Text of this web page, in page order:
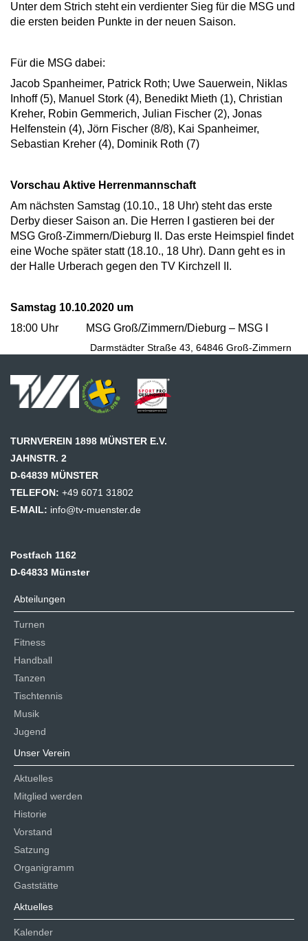
Unter dem Strich steht ein verdienter Sieg für die MSG und
die ersten beiden Punkte in der neuen Saison.
Für die MSG dabei:
Jacob Spanheimer, Patrick Roth; Uwe Sauerwein, Niklas
Inhoff (5), Manuel Stork (4), Benedikt Mieth (1), Christian
Kreher, Robin Gemmerich, Julian Fischer (2), Jonas
Helfenstein (4), Jörn Fischer (8/8), Kai Spanheimer,
Sebastian Kreher (4), Dominik Roth (7)
Vorschau Aktive Herrenmannschaft
Am nächsten Samstag (10.10., 18 Uhr) steht das erste
Derby dieser Saison an. Die Herren I gastieren bei der
MSG Groß-Zimmern/Dieburg II. Das erste Heimspiel findet
eine Woche später statt (18.10., 18 Uhr). Dann geht es in
der Halle Urberach gegen den TV Kirchzell II.
Samstag 10.10.2020 um
18:00 Uhr MSG Groß/Zimmern/Dieburg – MSG I
Darmstädter Straße 43, 64846 Groß-Zimmern
TURNVEREIN 1898 MÜNSTER E.V.
JAHNSTR. 2
D-64839 MÜNSTER
TELEFON: +49 6071 31802
E-MAIL: info@tv-muenster.de
Postfach 1162
D-64833 Münster
Abteilungen
Turnen
Fitness
Handball
Tanzen
Tischtennis
Musik
Jugend
Unser Verein
Aktuelles
Mitglied werden
Historie
Vorstand
Satzung
Organigramm
Gaststätte
Aktuelles
Kalender